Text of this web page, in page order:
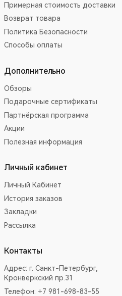
Примерная стоимость доставки
Возврат товара
Политика Безопасности
Способы оплаты
Дополнительно
Обзоры
Подарочные сертификаты
Партнёрская программа
Акции
Полезная информация
Личный кабинет
Личный Кабинет
История заказов
Закладки
Рассылка
Контакты
Адрес: г. Санкт-Петербург,
Кронверкский пр.31
Телефон: +7 981-698-83-55